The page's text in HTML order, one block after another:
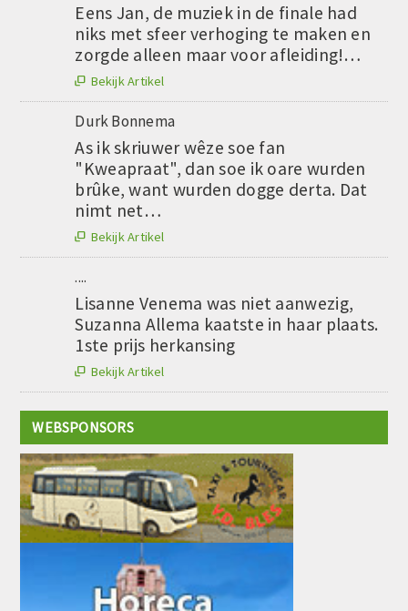
Eens Jan, de muziek in de finale had
niks met sfeer verhoging te maken en
zorgde alleen maar voor afleiding!…
 Bekijk Artikel
Durk Bonnema
As ik skriuwer wêze soe fan
"Kweapraat", dan soe ik oare wurden
brûke, want wurden dogge derta. Dat
nimt net…
 Bekijk Artikel
....
Lisanne Venema was niet aanwezig,
Suzanna Allema kaatste in haar plaats.
1ste prijs herkansing
 Bekijk Artikel
WEBSPONSORS